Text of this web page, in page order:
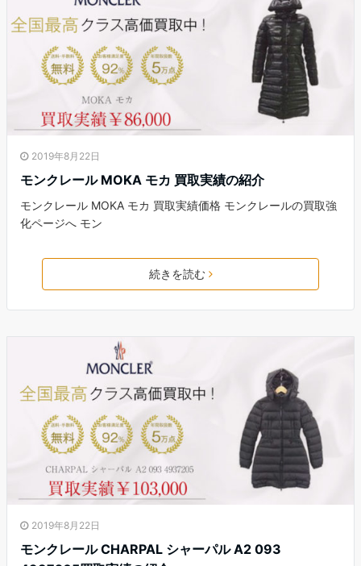
2019年8月22日
モンクレール MOKA モカ 買取実績の紹介
モンクレール MOKA モカ 買取実績価格 モンクレールの買取強
化ページへ モン
続きを読む
2019年8月22日
モンクレール CHARPAL シャーパル A2 093